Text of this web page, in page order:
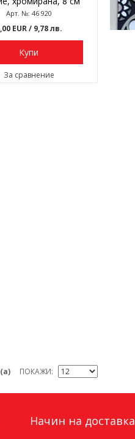
Арт. №: 46 920
EUR/ 9,78 лв.
Купи
За сравнение
ПОКАЖИ
Начин на доставка